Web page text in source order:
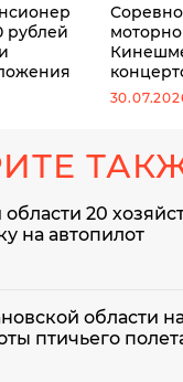
рублей
20
на автопилот
области
птичьего